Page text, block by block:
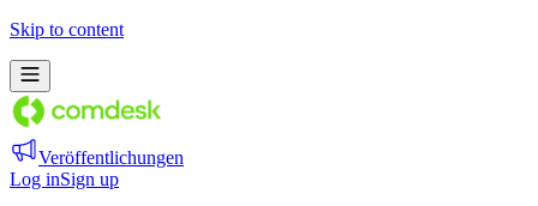
Skip to content
Veröffentlichungen
Log inSign up